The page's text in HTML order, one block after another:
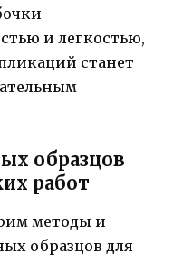
и легкостью,
станет
образцов
работ
методы и
образцов для